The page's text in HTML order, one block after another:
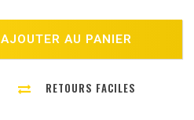
AJOUTER AU PANIER
RETOURS FACILES